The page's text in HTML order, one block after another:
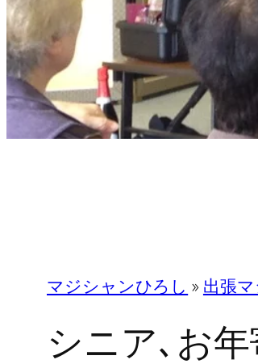
マジシャンひろし » 出張
シニア､お